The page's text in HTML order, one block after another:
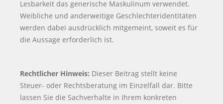
Lesbarkeit das generische Maskulinum verwendet.
Weibliche und anderweitige Geschlechteridentitäten
werden dabei ausdrücklich mitgemeint, soweit es für
die Aussage erforderlich ist.
Rechtlicher Hinweis: Dieser Beitrag stellt keine
Steuer- oder Rechtsberatung im Einzelfall dar. Bitte
lassen Sie die Sachverhalte in Ihrem konkreten